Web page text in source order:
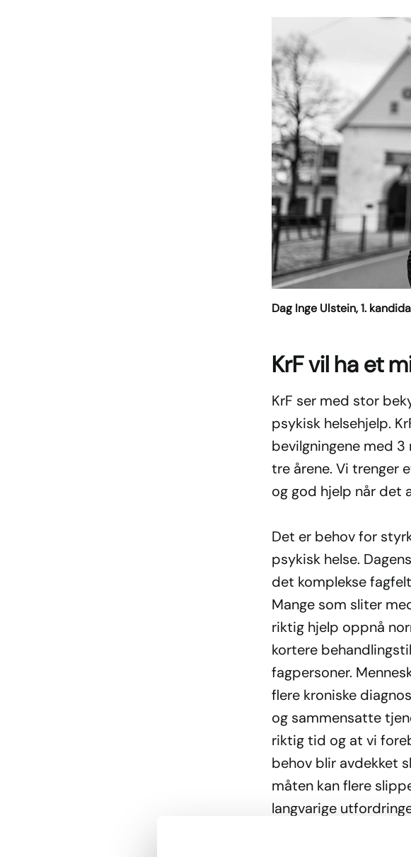
Dag Inge Ulstein, 1.
KrF vil ha et
KrF ser med stor
psykisk helsehjelp.
bevilgningene med
tre årene. Vi trenger
og god hjelp når det
Det er behov for
psykisk helse.
det komplekse
Mange som sliter
riktig hjelp oppnå
kortere
fagpersoner.
flere kroniske
og sammensatte
riktig tid og at vi
behov blir avdekket
måten kan flere
langvarige